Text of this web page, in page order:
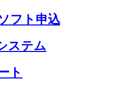
フト申込
ステム
ト